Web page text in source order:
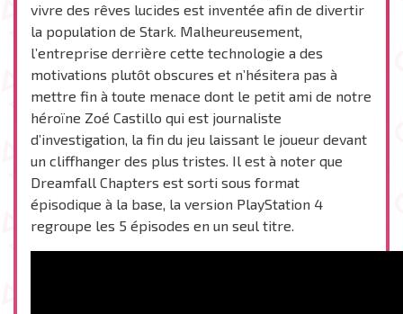
vivre des rêves lucides est inventée afin de divertir
la population de Stark. Malheureusement,
l’entreprise derrière cette technologie a des
motivations plutôt obscures et n’hésitera pas à
mettre fin à toute menace dont le petit ami de notre
héroïne Zoé Castillo qui est journaliste
d’investigation, la fin du jeu laissant le joueur devant
un cliffhanger des plus tristes. Il est à noter que
Dreamfall Chapters est sorti sous format
épisodique à la base, la version PlayStation 4
regroupe les 5 épisodes en un seul titre.